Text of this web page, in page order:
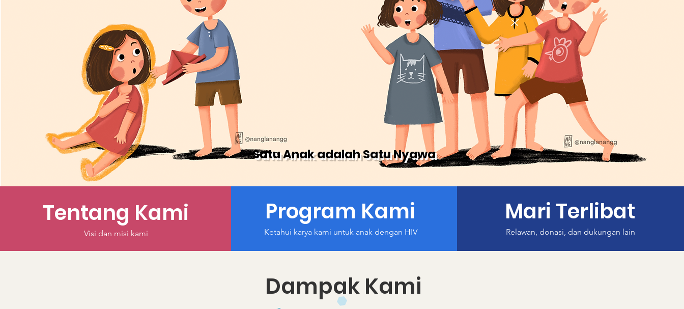
Satu Anak adalah Satu Nyawa
Tentang Kami
Visi dan misi kami
Program Kami
Ketahui karya kami untuk anak dengan HIV
Mari Terlibat
Relawan, donasi, dan dukungan lain
Dampak Kami